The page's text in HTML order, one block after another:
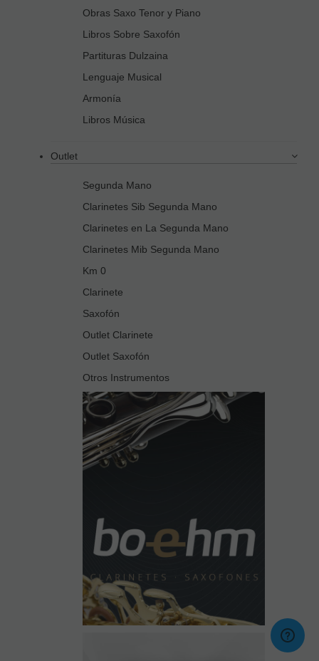
Obras Saxo Tenor y Piano
Libros Sobre Saxofón
Partituras Dulzaina
Lenguaje Musical
Armonía
Libros Música
Outlet
Segunda Mano
Clarinetes Sib Segunda Mano
Clarinetes en La Segunda Mano
Clarinetes Mib Segunda Mano
Km 0
Clarinete
Saxofón
Outlet Clarinete
Outlet Saxofón
Otros Instrumentos